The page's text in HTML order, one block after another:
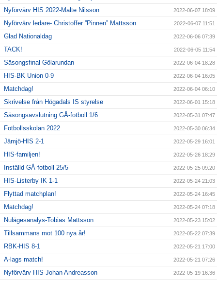
Nyförvärv HIS 2022-Malte Nilsson 2022-06-07 18:09
Nyförvärv ledare- Christoffer ”Pinnen” Mattsson 2022-06-07 11:51
Glad Nationaldag 2022-06-06 07:39
TACK! 2022-06-05 11:54
Säsongsfinal Gölarundan 2022-06-04 18:28
HIS-BK Union 0-9 2022-06-04 16:05
Matchdag! 2022-06-04 06:10
Skrivelse från Högadals IS styrelse 2022-06-01 15:18
Säsongsavslutning GÅ-fotboll 1/6 2022-05-31 07:47
Fotbollsskolan 2022 2022-05-30 06:34
Jämjö-HIS 2-1 2022-05-29 16:01
HIS-familjen! 2022-05-26 18:29
Inställd GÅ-fotboll 25/5 2022-05-25 09:20
HIS-Listerby IK 1-1 2022-05-24 21:03
Flyttad matchplan! 2022-05-24 16:45
Matchdag! 2022-05-24 07:18
Nulägesanalys-Tobias Mattsson 2022-05-23 15:02
Tillsammans mot 100 nya år! 2022-05-22 07:39
RBK-HIS 8-1 2022-05-21 17:00
A-lags match! 2022-05-21 07:26
Nyförvärv HIS-Johan Andreasson 2022-05-19 16:36